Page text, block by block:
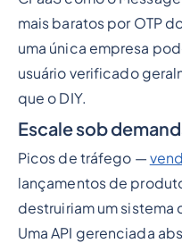
mais baratos por OTP
uma única empresa
usuário verificado
que o DIY.
Escale sob
Picos de tráfego —
lançamentos de
destruiriam um sistema
Uma API gerenciada